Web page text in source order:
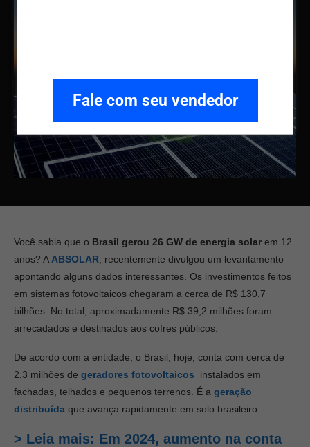
Fale com seu vendedor
Você sabia que o Brasil gerou 26 GW de energia solar em 12
anos? A ABSOLAR , recentemente divulgou um levantamento
apontando alguns dados interessantes. Os investimentos feitos
em sistemas fotovoltaicos chegaram a cerca de R$ 130,7
bilhões. No total, aproximadamente R$ 39,2 milhões foram
arrecadados e destinados aos cofres públicos.
De acordo com a entidade, o Brasil, hoje, conta com cerca de
2,3 milhões de geradores fotovoltaicos
instalados em
fachadas, telhados e pequenos terrenos. É a geração
distribuída que avança rapidamente em solo brasileiro.
> Leia mais: Em 2024, aumento na conta